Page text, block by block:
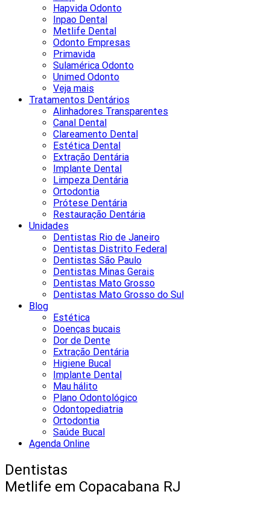
Hapvida Odonto
Inpao Dental
Metlife Dental
Odonto Empresas
Primavida
Sulamérica Odonto
Unimed Odonto
Veja mais
Tratamentos Dentários
Alinhadores Transparentes
Canal Dental
Clareamento Dental
Estética Dental
Extração Dentária
Implante Dental
Limpeza Dentária
Ortodontia
Prótese Dentária
Restauração Dentária
Unidades
Dentistas Rio de Janeiro
Dentistas Distrito Federal
Dentistas São Paulo
Dentistas Minas Gerais
Dentistas Mato Grosso
Dentistas Mato Grosso do Sul
Blog
Estética
Doenças bucais
Dor de Dente
Extração Dentária
Higiene Bucal
Implante Dental
Mau hálito
Plano Odontológico
Odontopediatria
Ortodontia
Saúde Bucal
Agenda Online
Dentistas
Metlife em Copacabana RJ